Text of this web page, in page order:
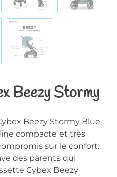
Beezy Stormy
Beezy Stormy Blue
compacte et très
sur le confort.
des parents qui
Cybex Beezy